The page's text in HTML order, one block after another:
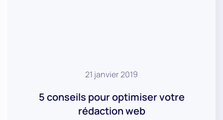
21 janvier 2019
5 conseils pour optimiser votre
rédaction web